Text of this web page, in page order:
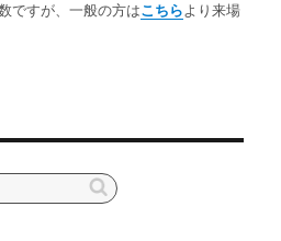
ですが、一般の方はこちら より来場